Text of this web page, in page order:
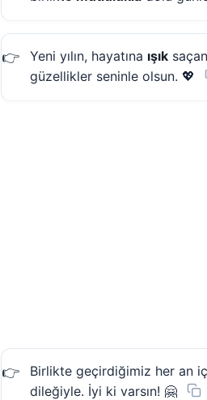
Yeni yılın, hayatına ışık
güzellikler seninle olsun. 💖
Birlikte geçirdiğimiz her an
dileğiyle. İyi ki varsın! 🤗